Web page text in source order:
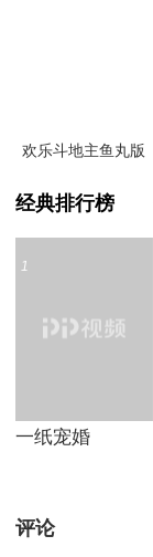
欢乐斗地主鱼丸版
经典排行榜
一纸宠婚
1
评论